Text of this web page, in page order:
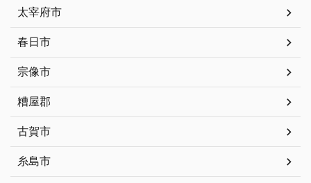
太宰府市
春日市
宗像市
糟屋郡
古賀市
糸島市